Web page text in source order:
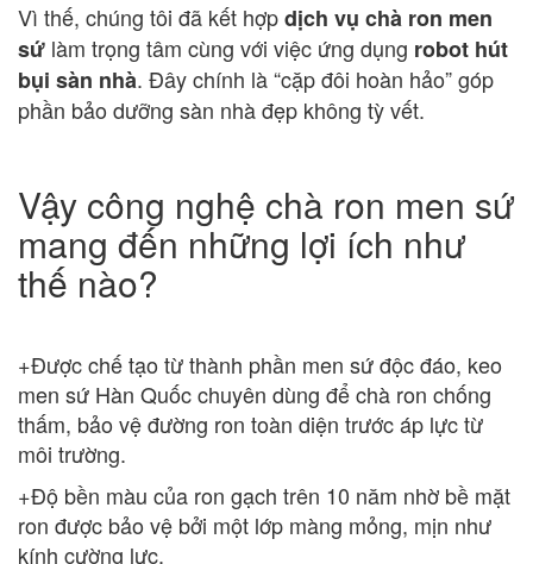
Vì thế, chúng tôi đã kết hợpdịch vụ chà ron men
sứ làm trọng tâm cùng với việc ứng dụng robot hút
bụi sàn nhà. Đây chính là “cặp đôi hoàn hảo” góp
phần bảo dưỡng sàn nhà đẹp không tỳ vết.
Vậy công nghệ chà ron men sứ
mang đến những lợi ích như
thế nào?
+Được chế tạo từ thành phần men sứ độc đáo, keo
men sứ Hàn Quốc chuyên dùng để chà ron chống
thấm, bảo vệ đường ron toàn diện trước áp lực từ
môi trường.
+Độ bền màu của ron gạch trên 10 năm nhờ bề mặt
ron được bảo vệ bởi một lớp màng mỏng, mịn như
kính cường lực.